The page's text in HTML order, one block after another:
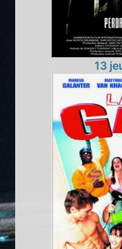
13